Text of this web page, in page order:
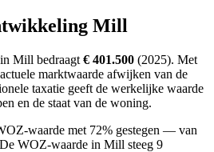
Mill
Mill bedraagt € 401.500 (2025). Met
marktwaarde afwijken van de
taxatie geeft de werkelijke waarde
en de staat van de woning.
waarde met 72% gestegen — van
De WOZ-waarde in Mill steeg 9